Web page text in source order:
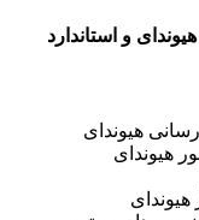
و استاندارد
هیوندای
هیوندای